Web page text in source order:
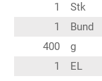
1
Stk
1
Bund
400
g
1
EL